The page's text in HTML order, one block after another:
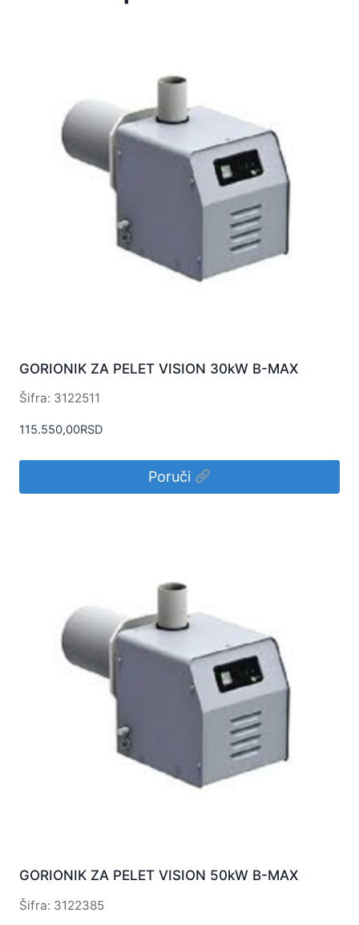
GORIONIK ZA PELET VISION 30kW B-MAX
Šifra: 3122511
115.550,00RSD
Poruči
GORIONIK ZA PELET VISION 50kW B-MAX
Šifra: 3122385